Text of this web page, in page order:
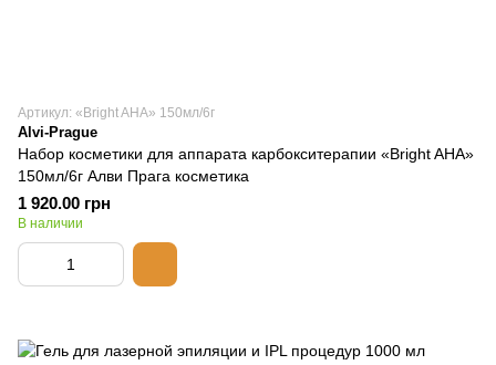
Артикул: «Bright AHA» 150мл/6г
Alvi-Prague
Набор косметики для аппарата карбокситерапии «Bright AHA»
150мл/6г Алви Прага косметика
1 920.00 грн
В наличии